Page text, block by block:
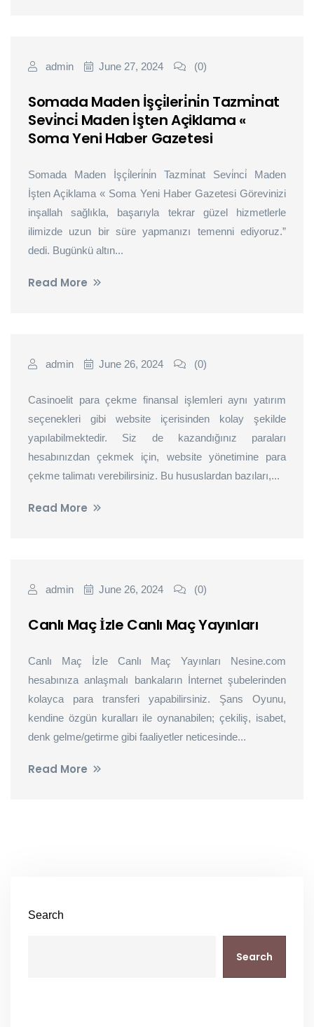
admin June 27, 2024 (0)
Somada Maden İşçi̇leri̇ni̇n Tazmi̇nat
Sevi̇nci̇ Maden İşten Açiklama «
Soma Yeni Haber Gazetesi
Somada Maden İşçi̇leri̇ni̇n Tazmi̇nat Sevi̇nci̇ Maden
İşten Açiklama « Soma Yeni Haber Gazetesi Görevinizi
inşallah sağlıkla, başarıyla tekrar güzel hizmetlerle
ilimizde uzun bir süre yapmanızı temenni ediyoruz.”
dedi. Bugünkü altın...
Read More
admin June 26, 2024 (0)
Casinoelit para çekme finansal işlemleri aynı yatırım
seçenekleri gibi website içerisinden kolay şekilde
yapılabilmektedir. Siz de kazandığınız paraları
hesabınızdan çekmek için, website yönetimine para
çekme talimatı verebilirsiniz. Bu hususlardan bazıları,...
Read More
admin June 26, 2024 (0)
Canlı Maç İzle Canlı Maç Yayınları
Canlı Maç İzle Canlı Maç Yayınları Nesine.com
hesabınıza anlaşmalı bankaların İnternet şubelerinden
kolayca para transferi yapabilirsiniz. Şans Oyunu,
kendine özgün kuralları ile oynanabilen; çekiliş, isabet,
denk gelme/getirme gibi faaliyetler neticesinde...
Read More
Search
Search